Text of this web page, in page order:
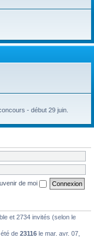
- début 29 juin.
de moi
et 2734 invités (selon le
de 23116 le mar. avr. 07,